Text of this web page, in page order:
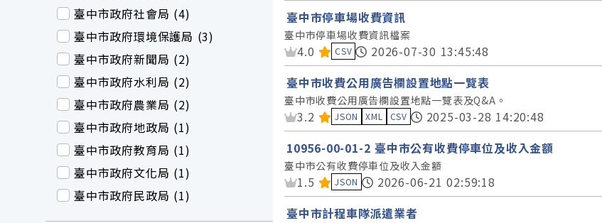
臺中市政府社會局 (4)
臺中市政府環境保護局 (3)
臺中市政府新聞局 (2)
臺中市政府水利局 (2)
臺中市政府農業局 (2)
臺中市政府地政局 (1)
臺中市政府教育局 (1)
臺中市政府文化局 (1)
臺中市政府民政局 (1)
臺中市停車場收費資訊
臺中市停車場收費資訊檔案
資料集評分：
4.0 CSV
2026-07-30 13:45:48
臺中市收費公用廣告欄設置地點一覽表
臺中市收費公用廣告欄設置地點一覽表及Q&A。
資料集評分：
3.2 JSON XML CSV
2025-03-28 14:20:48
10956-00-01-2 臺中市公有收費停車位及收入金額
臺中市公有收費停車位及收入金額
資料集評分：
1.5 JSON
2026-06-21 02:59:18
臺中市計程車隊派遣業者